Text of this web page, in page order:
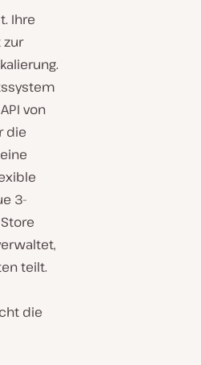
Ihre
zur
von
die
3-
teilt.
die